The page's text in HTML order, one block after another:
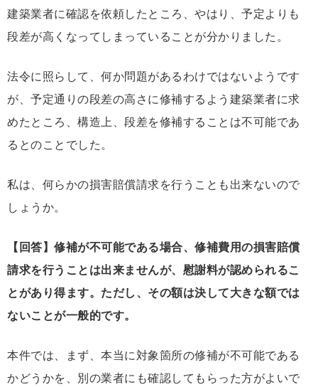
建築業者に確認を依頼したところ、やはり、予定よりも
段差が高くなってしまっていることが分かりました。
法令に照らして、何か問題があるわけではないようです
が、予定通りの段差の高さに修補するよう建築業者に求
めたところ、構造上、段差を修補することは不可能であ
るとのことでした。
私は、何らかの損害賠償請求を行うことも出来ないので
しょうか。
【回答】修補が不可能である場合、修補費用の損害賠償
請求を行うことは出来ませんが、慰謝料が認められるこ
とがあり得ます。ただし、その額は決して大きな額では
ないことが一般的です。
本件では、まず、本当に対象箇所の修補が不可能である
かどうかを、別の業者にも確認してもらった方がよいで